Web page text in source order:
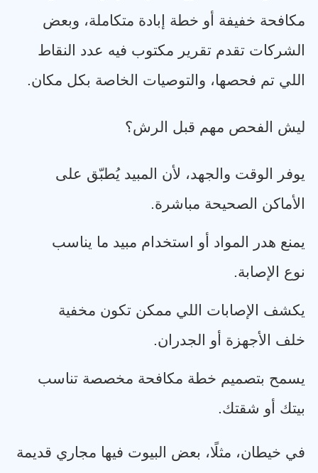
مكافحة خفيفة أو خطة إبادة متكاملة، وبعض
الشركات تقدم تقرير مكتوب فيه عدد النقاط
اللي تم فحصها، والتوصيات الخاصة بكل مكان.
ليش الفحص مهم قبل الرش؟
يوفر الوقت والجهد، لأن المبيد يُطبّق على
الأماكن الصحيحة مباشرة.
يمنع هدر المواد أو استخدام مبيد ما يناسب
نوع الإصابة.
يكشف الإصابات اللي ممكن تكون مخفية
خلف الأجهزة أو الجدران.
يسمح بتصميم خطة مكافحة مخصصة تناسب
بيتك أو شقتك.
في خيطان، مثلًا، بعض البيوت فيها مجاري قديمة